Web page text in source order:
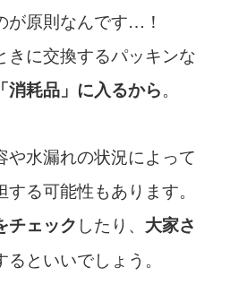
が原則なんです…！
きに交換するパッキンな
「消耗品」に入るから。
や水漏れの状況によって
る可能性もあります。
チェック したり、 大家さ
といいでしょう。